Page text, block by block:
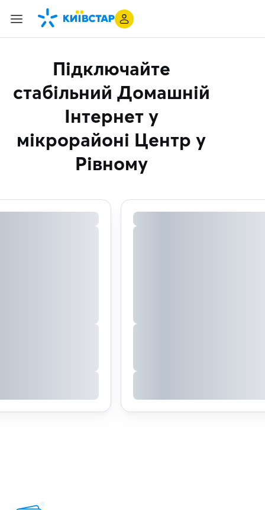
Підключайте
стабільний Домашній
Інтернет у
мікрорайоні Центр у
Рівному